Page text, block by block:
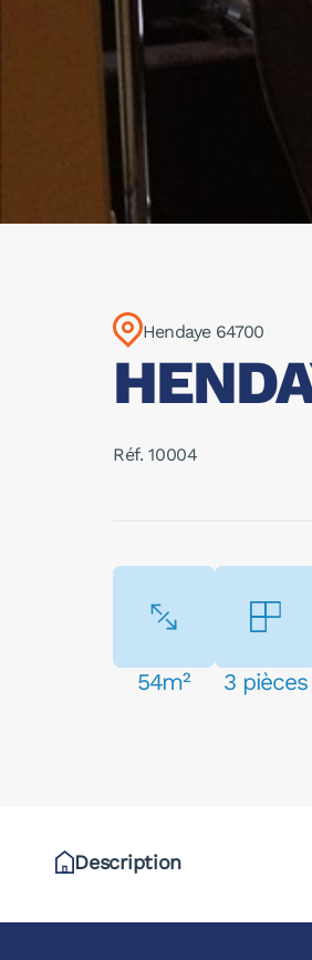
Hendaye 64700
Réf. 10004
54m² 3 pièces
Description